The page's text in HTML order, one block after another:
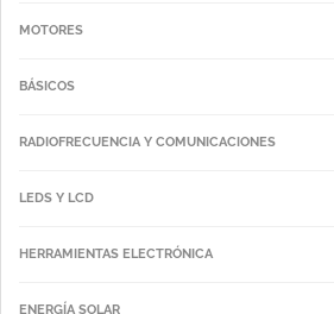
MOTORES
BÁSICOS
RADIOFRECUENCIA Y COMUNICACIONES
LEDS Y LCD
HERRAMIENTAS ELECTRÓNICA
ENERGÍA SOLAR